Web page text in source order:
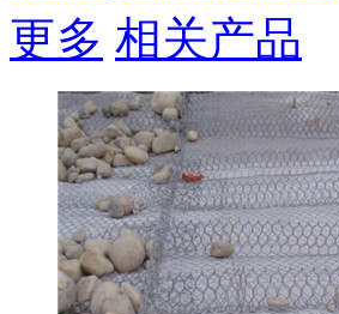
更多 相关产品